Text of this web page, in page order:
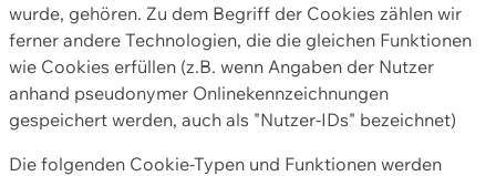
wurde, gehören. Zu dem Begriff der Cookies zählen wir
ferner andere Technologien, die die gleichen Funktionen
wie Cookies erfüllen (z.B. wenn Angaben der Nutzer
anhand pseudonymer Onlinekennzeichnungen
gespeichert werden, auch als "Nutzer-IDs" bezeichnet)
Die folgenden Cookie-Typen und Funktionen werden